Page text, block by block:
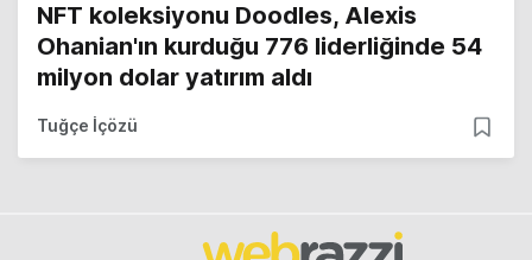
NFT koleksiyonu Doodles, Alexis
Ohanian'ın kurduğu 776 liderliğinde 54
milyon dolar yatırım aldı
Tuğçe İçözü